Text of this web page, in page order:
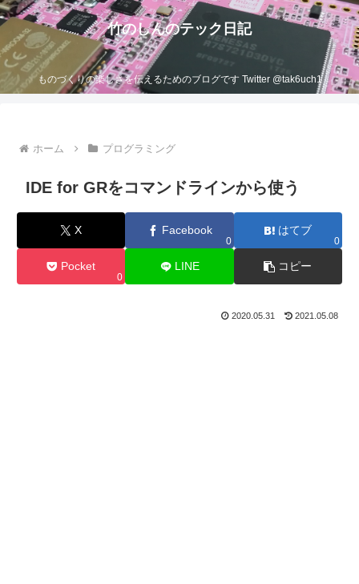
竹のしんのテック日記
ものづくりの楽しさを伝えるためのブログです Twitter @tak6uch1
ホーム プログラミング
IDE for GRをコマンドラインから使う
X Facebook
0
はてブ
0
Pocket
0
LINE コピー
2020.05.31 2021.05.08